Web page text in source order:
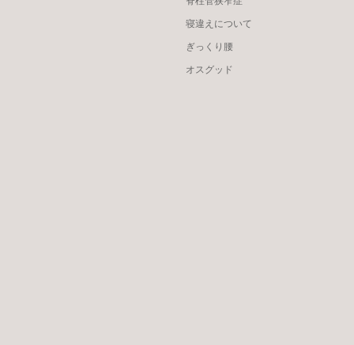
寝違えについて
ぎっくり腰
オスグッド